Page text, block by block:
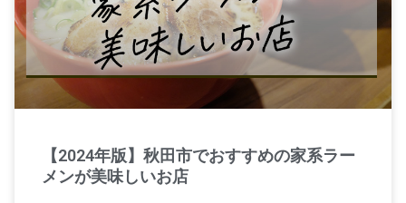
【2024年版】秋田市でおすすめの家系ラー
メンが美味しいお店